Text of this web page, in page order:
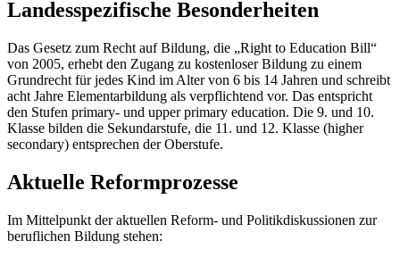
Landesspezifische Besonderheiten
Das Gesetz zum Recht auf Bildung, die „Right to Education Bill“
von 2005, erhebt den Zugang zu kostenloser Bildung zu einem
Grundrecht für jedes Kind im Alter von 6 bis 14 Jahren und schreibt
acht Jahre Elementarbildung als verpflichtend vor. Das entspricht
den Stufen primary- und upper primary education. Die 9. und 10.
Klasse bilden die Sekundarstufe, die 11. und 12. Klasse (higher
secondary) entsprechen der Oberstufe.
Aktuelle Reformprozesse
Im Mittelpunkt der aktuellen Reform- und Politikdiskussionen zur
beruflichen Bildung stehen: